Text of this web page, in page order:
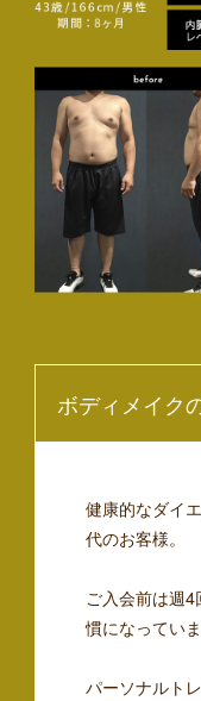
ボディメイク
健康的なダイ
代のお客様。
ご入会前は週
慣になっていま
パーソナルト